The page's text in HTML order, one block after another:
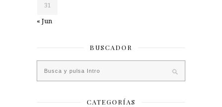
31
« Jun
BUSCADOR
CATEGORÍAS